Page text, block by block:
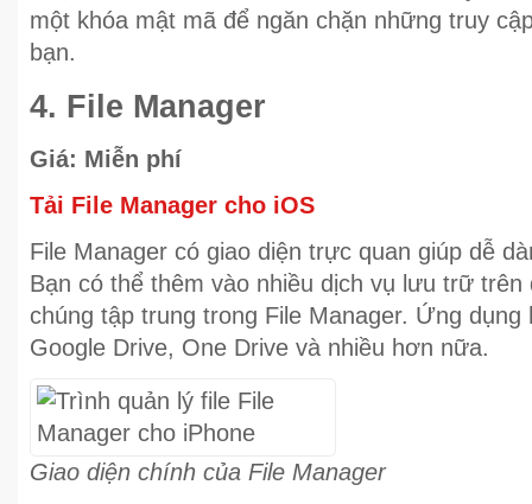
một khóa mật mã để ngăn chặn những truy
bạn.
4. File Manager
Giá: Miễn phí
Tải File Manager cho iOS
File Manager có giao diện trực quan giúp dễ
Bạn có thể thêm vào nhiều dịch vụ lưu trữ trên
chúng tập trung trong File Manager. Ứng dụng
Google Drive, One Drive và nhiều hơn nữa.
Giao diện chính của File Manager